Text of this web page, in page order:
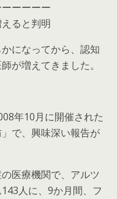
ーーーー
ると判明
になってから、認知
が増えてきました。
年10月に開催された
で、興味深い報告が
医療機関で、アルツ
人に、9か月間、フ